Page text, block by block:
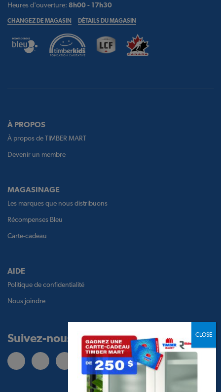
Heures d'ouverture: 8h00 - 17h30
CHANGEZ DE MAGASIN DÉTAILS DU MAGASIN
À PROPOS
À propos de TIMBER MART
Devenir un membre
MAGASINAGE
Les marques que nous distribuons
Récompenses Bleu
Carte-cadeau
AIDE
Politique de confidentialité
Nous joindre
Suivez-nous